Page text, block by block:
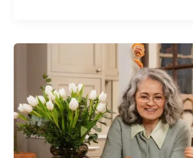
houx
Noël
:
histoire